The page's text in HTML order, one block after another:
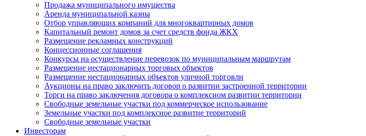
Продажа муниципального имущества
Аренда муниципальной казны
Отбор управляющих компаний для многоквартирных домов
Капитальный ремонт домов за счет средств фонда ЖКХ
Размещение рекламных конструкций
Концессионные соглашения
Конкурсы на осуществление перевозок по муниципальным маршрутам
Размещение нестационарных торговых объектов
Размещение нестационарных объектов уличной торговли
Аукционы на право заключить договор о развитии застроенной территории
Торги на право заключения договора о комплексном развитии территории
Свободные земельные участки под коммерческое использование
Земельные участки под комплексное развитие территорий
Свободные земельные участки
Инвесторам